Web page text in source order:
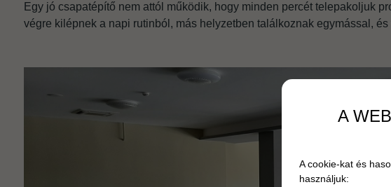
Egy jó csapatépítő nem attól működik, hogy minden percét telepakoljuk
végre kilépnek a napi rutinból, más helyzetben találkoznak egymással,
A
A cookie-kat és
használjuk: